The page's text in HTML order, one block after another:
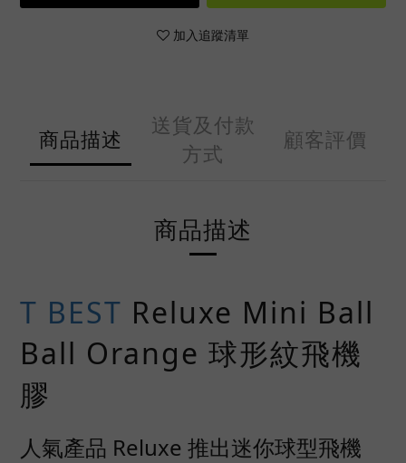
加入追蹤清單
商品描述
送貨及付款
方式
顧客評價
商品描述
T BEST Reluxe Mini Ball
Ball Orange 球形紋飛機
膠
人氣產品 Reluxe 推出迷你球型飛機